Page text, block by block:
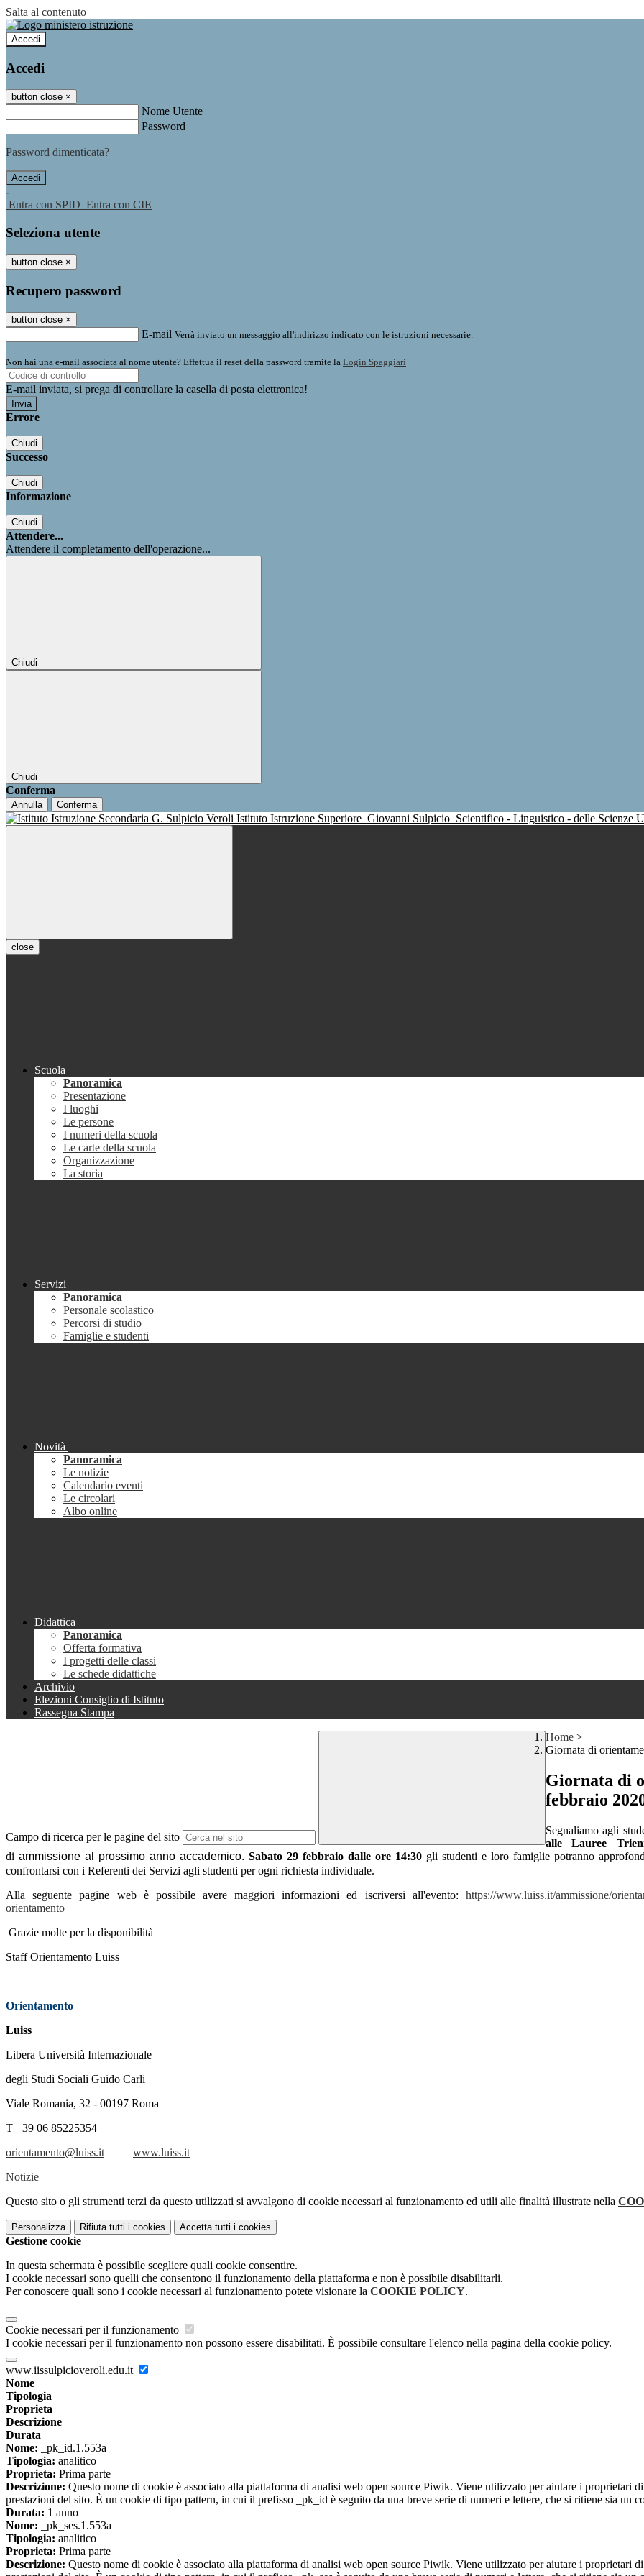
Salta al contenuto
Accedi
Accedi
button close ×
Nome Utente
Password
Password dimenticata?
-
Entra con SPID Entra con CIE
Seleziona utente
button close ×
Recupero password
button close ×
E-mail Verrà inviato un messaggio all'indirizzo indicato con le istruzioni necessarie.
Non hai una e-mail associata al nome utente? Effettua il reset della password tramite la Login Spaggiari
E-mail inviata, si prega di controllare la casella di posta elettronica!
Errore
Chiudi
Successo
Chiudi
Informazione
Chiudi
Attendere...
Attendere il completamento dell'operazione...
Chiudi
Chiudi
Conferma
Annulla Conferma
Istituto Istruzione Superiore Giovanni Sulpicio Scientifico - Linguistico - delle Scienze
close
Scuola
Panoramica
Presentazione
I luoghi
Le persone
I numeri della scuola
Le carte della scuola
Organizzazione
La storia
Servizi
Panoramica
Personale scolastico
Percorsi di studio
Famiglie e studenti
Novità
Panoramica
Le notizie
Calendario eventi
Le circolari
Albo online
Didattica
Panoramica
Offerta formativa
I progetti delle classi
Le schede didattiche
Archivio
Elezioni Consiglio di Istituto
Rassegna Stampa
Campo di ricerca per le pagine del sito
Home >
Giornata di
Giornata di
febbraio
Segnaliamo agli
alle Lauree
di ammissione al prossimo anno accademico. Sabato 29 febbraio dalle ore 14:30 gli studenti e loro famiglie potranno
confrontarsi con i Referenti dei Servizi agli studenti per ogni richiesta individuale.
Alla seguente pagine web è possibile avere maggiori informazioni ed iscriversi all'evento: https://www.luiss.it/ammissione/
orientamento
Grazie molte per la disponibilità
Staff Orientamento Luiss
Orientamento
Luiss
Libera Università Internazionale
degli Studi Sociali Guido Carli
Viale Romania, 32 - 00197 Roma
T +39 06 85225354
orientamento@luiss.it
www.luiss.it
Notizie
Questo sito o gli strumenti terzi da questo utilizzati si avvalgono di cookie necessari al funzionamento ed utili alle finalità illustrate nella
Personalizza Rifiuta tutti i cookies Accetta tutti i cookies
Gestione cookie
In questa schermata è possibile scegliere quali cookie consentire.
I cookie necessari sono quelli che consentono il funzionamento della piattaforma e non è possibile disabilitarli.
Per conoscere quali sono i cookie necessari al funzionamento potete visionare la COOKIE POLICY.
Cookie necessari per il funzionamento
I cookie necessari per il funzionamento non possono essere disabilitati. È possibile consultare l'elenco nella pagina della cookie policy.
www.iissulpicioveroli.edu.it
Nome
Tipologia
Proprieta
Descrizione
Durata
Nome: _pk_id.1.553a
Tipologia: analitico
Proprieta: Prima parte
Descrizione: Questo nome di cookie è associato alla piattaforma di analisi web open source Piwik. Viene utilizzato per aiutare i proprietari
prestazioni del sito. È un cookie di tipo pattern, in cui il prefisso _pk_id è seguito da una breve serie di numeri e lettere, che si ritiene sia un
Durata: 1 anno
Nome: _pk_ses.1.553a
Tipologia: analitico
Proprieta: Prima parte
Descrizione: Questo nome di cookie è associato alla piattaforma di analisi web open source Piwik. Viene utilizzato per aiutare i proprietari